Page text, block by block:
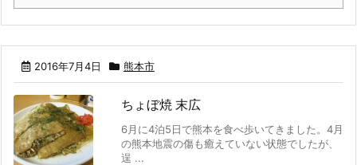
2016年7月4日 熊本市
ちょぼ焼 末広
6月に4泊5日で熊本を食べ歩いてきました。4月
の熊本地震の傷も癒えていない状態でしたが、
逞 ...